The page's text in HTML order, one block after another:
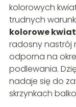
kolorowych
trudnych
kolorowe
radosny nastrój
odporna na
podlewania.
nadaje się do
skrzynkach